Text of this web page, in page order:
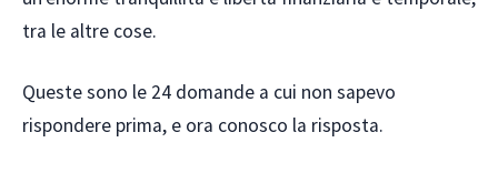
tra le altre cose.
Queste sono le 24 domande a cui non sapevo
rispondere prima, e ora conosco la risposta.